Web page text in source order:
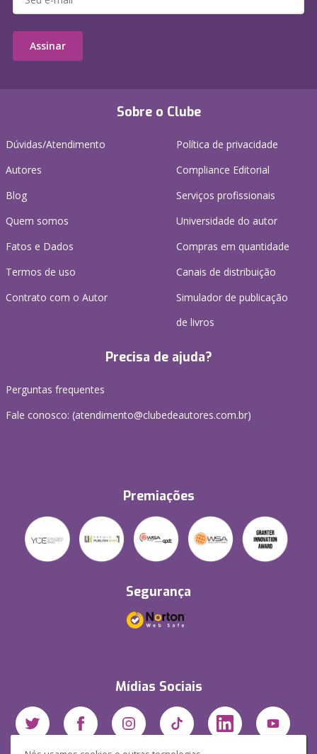
Sobre o Clube
Dúvidas/Atendimento
Autores
Blog
Quem somos
Fatos e Dados
Termos de uso
Contrato com o Autor
Política de privacidade
Compliance Editorial
Serviços profissionais
Universidade do autor
Compras em quantidade
Canais de distribuição
Simulador de publicação
de livros
Precisa de ajuda?
Perguntas frequentes
Fale conosco: (atendimento@clubedeautores.com.br)
Premiações
Segurança
Mídias Sociais
Assinar